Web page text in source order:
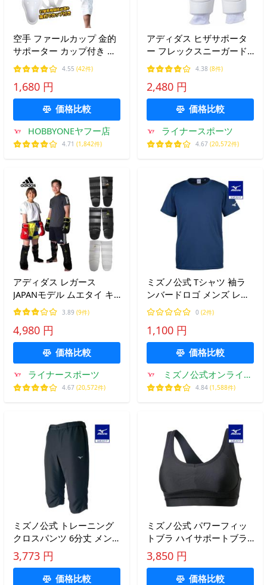
空手 ファールカップ 金的
サポーター カップ付き 定
番 練習 テコンドー キック
ボクシング 急所ガード 防
具 格闘技 股間ガード 爆買
4.55 (42件)
1,680 円
価格比較
HOBBYONEヤフー店
4.71 (1,842件)
アディダス ヒザサポータ
ー フレックスニーガード
キックボクシング 空手 柔
道 adidas 膝 ひざ ヒザ当
て adiFCK051 ryu
4.38 (8件)
2,480 円
価格比較
ライナースポーツ
4.67 (20,572件)
アディダス レガース
JAPANモデル ムエタイ キ
ックボクシング 空手
adidas ADIGSS013SMU
ryu
3.89 (9件)
4,980 円
価格比較
ライナースポーツ
4.67 (20,572件)
ミズノ公式 Tシャツ 袖ラ
ンバードロゴ メンズ レデ
ィース ドレスネイビー ク
リアランス トレーニング
ウェア
0 (2件)
1,100 円
価格比較
ミズノ公式オンライン
Yahoo!店
4.84 (1,588件)
ミズノ公式 トレーニング
クロスパンツ 6分丈 メン
ズ ブラック トレーニング
ウェア
3,773 円
価格比較
ミズノ公式 パワーフィッ
トブラ ハイサポートブラ
レディース ブラック スポ
ーツブラ バレー テニス ソ
フトボール
3,850 円
価格比較